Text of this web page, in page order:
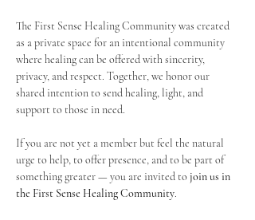
The First Sense Healing Community was created
as a private space for an intentional community
where healing can be offered with sincerity,
privacy, and respect. Together, we honor our
shared intention to send healing, light, and
support to those in need.
If you are not yet a member but feel the natural
urge to help, to offer presence, and to be part of
something greater — you are invited to join us in
the First Sense Healing Community.